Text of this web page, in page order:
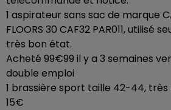
1 aspirateur sans sac de marque
FLOORS 30 CAF32 PAR011, utilisé
très bon état.
Acheté 99€99 il y a 3 semaines
double emploi
1 brassière sport taille 42-44,
15€